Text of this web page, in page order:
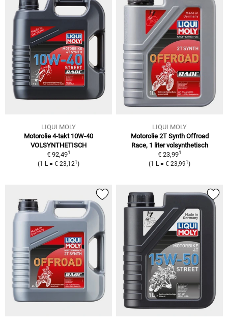
LIQUI MOLY
Motorolie 4-takt 10W-40
VOLSYNTHETISCH
€ 92,491
(1 L= € 23,121 )
LIQUI MOLY
Motorolie 2T Synth Offroad
Race, 1 liter volsynthetisch
€ 23,991
(1 L= € 23,991 )